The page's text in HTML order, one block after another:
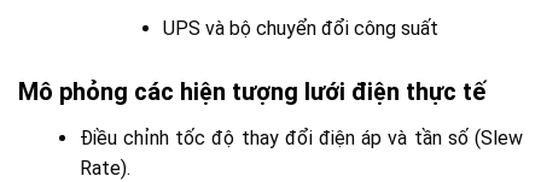
UPS và bộ chuyển đổi công suất
Mô phỏng các hiện tượng lưới điện thực tế
Điều chỉnh tốc độ thay đổi điện áp và tần số (Slew
Rate).